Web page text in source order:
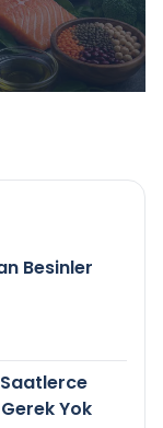
Besinler
Yok